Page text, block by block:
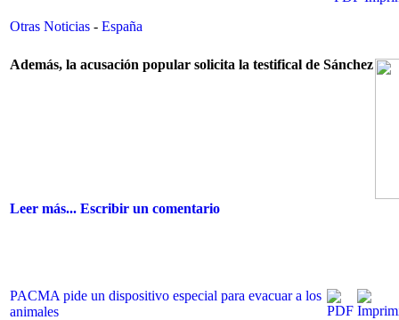
Otras Noticias - España
Además, la acusación popular solicita la testifical de Sánchez
Leer más... Escribir un comentario
PACMA pide un dispositivo especial para evacuar a los
animales